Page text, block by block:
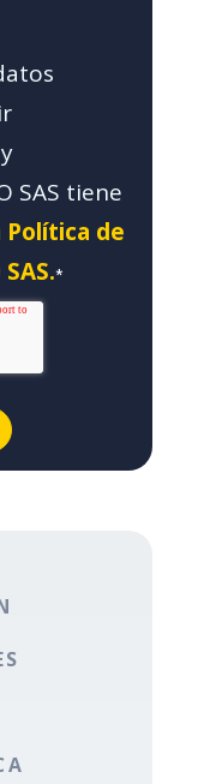
SAS tiene
Política de
*